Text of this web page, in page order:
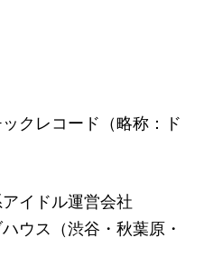
クレコード（略称：ド
イドル運営会社
ウス（渋谷・秋葉原・